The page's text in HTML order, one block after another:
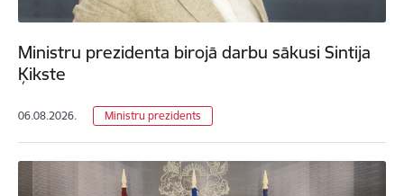
Ministru prezidenta birojā darbu sākusi Sintija
Ķikste
06.08.2026. Ministru prezidents